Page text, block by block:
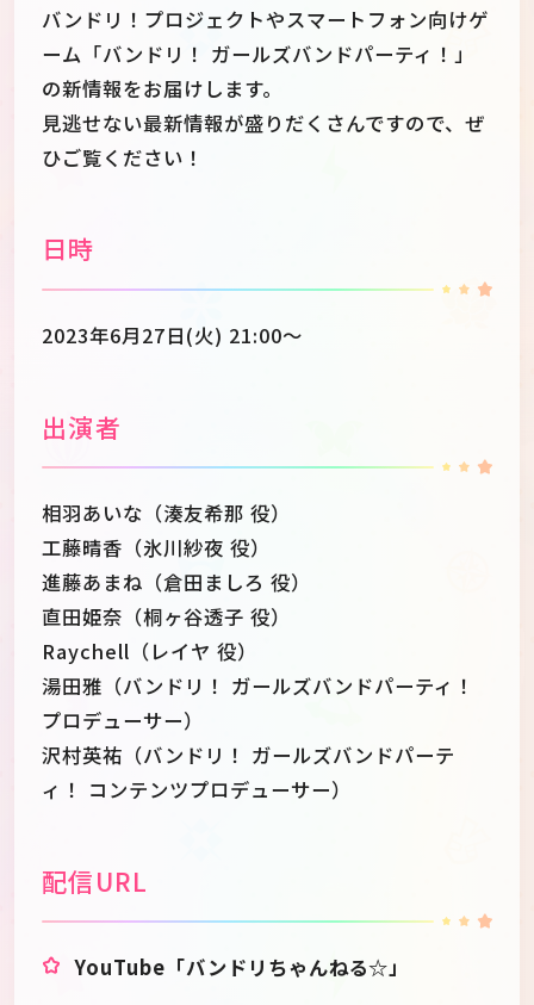
バンドリ！プロジェクトやスマートフォン向けゲ
ーム「バンドリ！ ガールズバンドパーティ！」
の新情報をお届けします。
見逃せない最新情報が盛りだくさんですので、ぜ
ひご覧ください！
日時
2023年6月27日(火) 21:00～
出演者
相羽あいな（湊友希那 役）
工藤晴香（氷川紗夜 役）
進藤あまね（倉田ましろ 役）
直田姫奈（桐ヶ谷透子 役）
Raychell（レイヤ 役）
湯田雅（バンドリ！ ガールズバンドパーティ！
プロデューサー）
沢村英祐（バンドリ！ ガールズバンドパーテ
ィ！ コンテンツプロデューサー）
配信URL
YouTube「バンドリちゃんねる☆」